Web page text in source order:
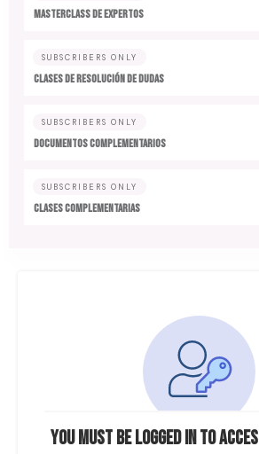
You must be logged in to
MASTERCLASS DE EXPERTOS
SUBSCRIBERS ONLY
CLASES DE RESOLUCIÓN DE DUDAS
SUBSCRIBERS ONLY
DOCUMENTOS COMPLEMENTARIOS
SUBSCRIBERS ONLY
CLASES COMPLEMENTARIAS